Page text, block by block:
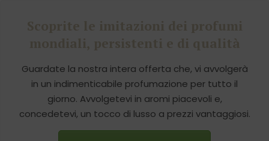
Guardate la nostra intera offerta che, vi avvolgerà
in un indimenticabile profumazione per tutto il
giorno. Avvolgetevi in aromi piacevoli e,
concedetevi, un tocco di lusso a prezzi vantaggiosi.